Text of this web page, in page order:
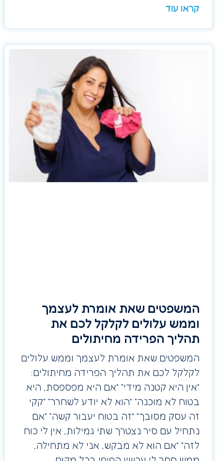
קראו עוד
המשפטים שאת אומרת לעצמך
וממש עלולים לקלקל לכם את
תהליך הפרידה מחיתולים
המשפטים שאת אומרת לעצמך וממש עלולים
לקלקל לכם את תהליך הפרידה מחיתולים:
“אין היא קטנה מידי” “אם היא מפספסת, היא
בטוח לא מוכנה” “הוא לא יודע לשחרר” “קקי
זה עסק מסובך” “זה בטוח יעבור קשה” “אם
נתחיל עם סיר נצטרך שתי גמילות, אין לי כוח
לזה” “אם הוא לא מבקש, אני לא מתחילה,